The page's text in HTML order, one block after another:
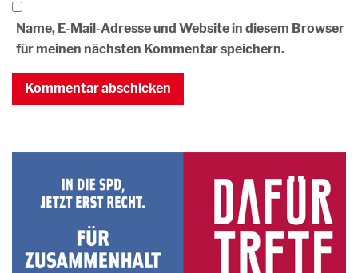
Name, E-Mail-Adresse und Website in diesem Browser
für meinen nächsten Kommentar speichern.